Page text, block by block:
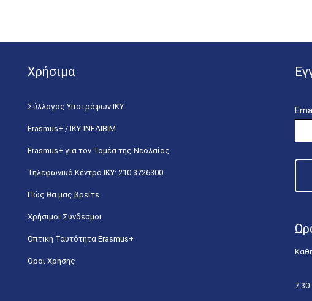
Χρήσιμα
Σύλλογος Υποτρόφων ΙΚΥ
Erasmus+ / ΙΚΥ-ΙΝΕΔΙΒΙΜ
Erasmus+ για τον Τομέα της Νεολαίας
Τηλεφωνικό Κέντρο IKY: 210 3726300
Πώς θα μας βρείτε
Χρήσιμοι Σύνδεσμοι
Οπτική Ταυτότητα Erasmus+
Όροι Χρήσης